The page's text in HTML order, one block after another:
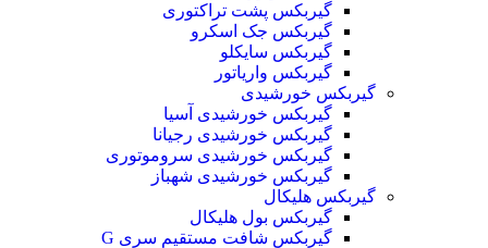
گیربکس پشت تراکتوری
گیربکس جک اسکرو
گیربکس سایکلو
گیربکس واریاتور
گیربکس خورشیدی
گیربکس خورشیدی آسیا
گیربکس خورشیدی رجیانا
گیربکس خورشیدی سروموتوری
گیربکس خورشیدی شهباز
گیربکس هلیکال
گیربکس بول هلیکال
گیربکس شافت مستقیم سری G